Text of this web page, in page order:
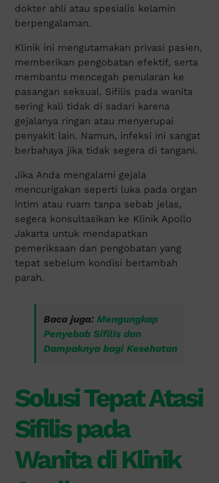
dokter ahli atau spesialis kelamin
berpengalaman.
Klinik ini mengutamakan privasi pasien,
memberikan pengobatan efektif, serta
membantu mencegah penularan ke
pasangan seksual. Sifilis pada wanita
sering kali tidak di sadari karena
gejalanya ringan atau menyerupai
penyakit lain. Namun, infeksi ini sangat
berbahaya jika tidak segera di tangani.
Jika Anda mengalami gejala
mencurigakan seperti luka pada organ
intim atau ruam tanpa sebab jelas,
segera konsultasikan ke Klinik Apollo
Jakarta untuk mendapatkan
pemeriksaan dan pengobatan yang
tepat sebelum kondisi bertambah
parah.
Baca juga: Mengungkap
Penyebab Sifilis dan
Dampaknya bagi Kesehatan
Solusi Tepat Atasi
Sifilis pada
Wanita di Klinik